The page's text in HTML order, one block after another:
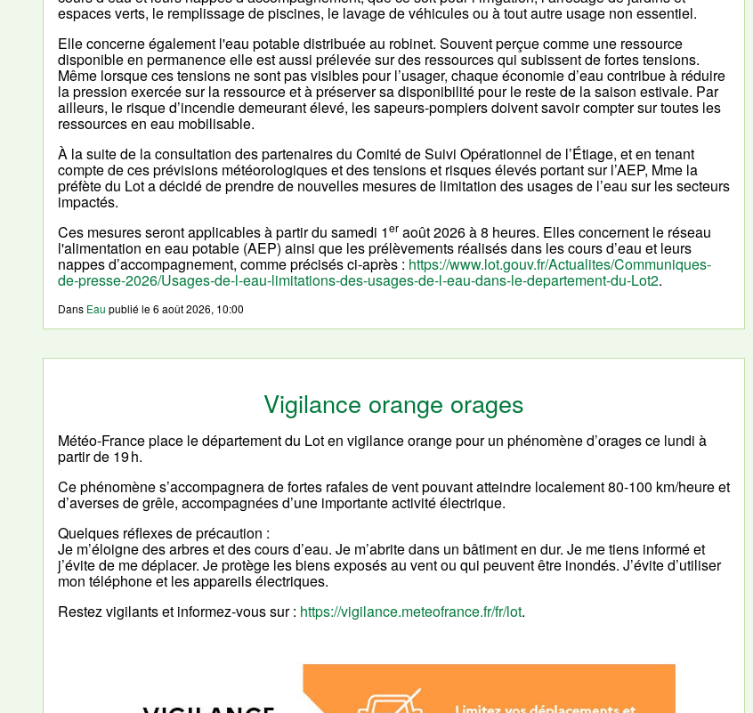
espaces verts, le remplissage de piscines, le lavage de véhicules ou à tout autre usage non essentiel.
Elle concerne également l'eau potable distribuée au robinet. Souvent perçue comme une ressource
disponible en permanence elle est aussi prélevée sur des ressources qui subissent de fortes tensions.
Même lorsque ces tensions ne sont pas visibles pour l’usager, chaque économie d’eau contribue à réduire
la pression exercée sur la ressource et à préserver sa disponibilité pour le reste de la saison estivale. Par
ailleurs, le risque d’incendie demeurant élevé, les sapeurs-pompiers doivent savoir compter sur toutes les
ressources en eau mobilisable.
À la suite de la consultation des partenaires du Comité de Suivi Opérationnel de l’Étiage, et en tenant
compte de ces prévisions météorologiques et des tensions et risques élevés portant sur l’AEP, Mme la
préfète du Lot a décidé de prendre de nouvelles mesures de limitation des usages de l’eau sur les secteurs
impactés.
Ces mesures seront applicables à partir du samedi 1er août 2026 à 8 heures. Elles concernent le réseau
l'alimentation en eau potable (AEP) ainsi que les prélèvements réalisés dans les cours d’eau et leurs
nappes d’accompagnement, comme précisés ci-après : https://www.lot.gouv.fr/Actualites/Communiques-
de-presse-2026/Usages-de-l-eau-limitations-des-usages-de-l-eau-dans-le-departement-du-Lot2.
Dans Eau publié le6 août 2026, 10:00
Vigilance orange orages
Météo-France place le département du Lot en vigilance orange pour un phénomène d’orages ce lundi à
partir de 19 h.
Ce phénomène s’accompagnera de fortes rafales de vent pouvant atteindre localement 80-100 km/heure et
d’averses de grêle, accompagnées d’une importante activité électrique.
Quelques réflexes de précaution :
Je m’éloigne des arbres et des cours d’eau. Je m’abrite dans un bâtiment en dur. Je me tiens informé et
j’évite de me déplacer. Je protège les biens exposés au vent ou qui peuvent être inondés. J’évite d’utiliser
mon téléphone et les appareils électriques.
Restez vigilants et informez-vous sur : https://vigilance.meteofrance.fr/fr/lot.